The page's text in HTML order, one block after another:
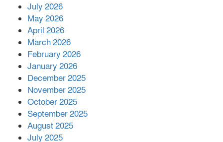
পর ফোন তারেক রহমানের,গ্যাস সঙ্কট
July 2026
May 2026
April 2026
March 2026
February 2026
January 2026
December 2025
November 2025
October 2025
September 2025
August 2025
July 2025